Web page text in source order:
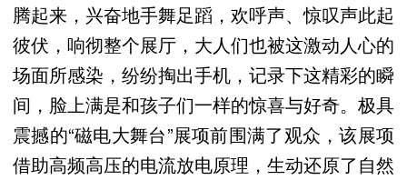
腾起来，兴奋地手舞足蹈，欢呼声、惊叹声此起
彼伏，响彻整个展厅，大人们也被这激动人心的
场面所感染，纷纷掏出手机，记录下这精彩的瞬
间，脸上满是和孩子们一样的惊喜与好奇。极具
震撼的“磁电大舞台”展项前围满了观众，该展项
借助高频高压的电流放电原理，生动还原了自然